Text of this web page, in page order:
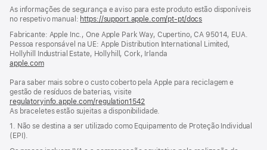
de
rodapé
As informações de segurança e aviso para este produto estão disponíveis
no respetivo manual: https://support.apple.com/pt-pt/docs
nova
janela)
Fabricante: Apple Inc., One Apple Park Way, Cupertino, CA 95014, EUA.
Pessoa responsável na UE: Apple Distribution International Limited,
Hollyhill Industrial Estate, Hollyhill, Cork, Irlanda
apple.com(abre
nova
janela)
Para saber mais sobre o custo coberto pela Apple para reciclagem e
gestão de resíduos de baterias, visite
regulatoryinfo.apple.com/regulation1542
numa
nova
janela)
As braceletes estão sujeitas a disponibilidade.
1. Não se destina a ser utilizado como Equipamento de Proteção Individual
(EPI).